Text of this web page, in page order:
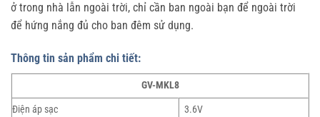
ở trong nhà lẫn ngoài trời, chỉ cần ban ngoài bạn để ngoài trời
để hứng nắng đủ cho ban đêm sử dụng.
Thông tin sản phẩm chi tiết:
GV-MKL8
Điện áp sạc
3.6V